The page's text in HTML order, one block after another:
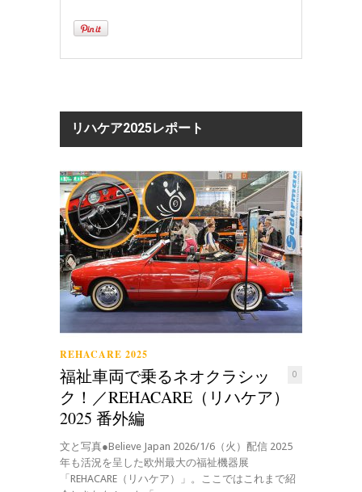
リハケア2025レポート
REHACARE 2025
0
福祉車両で乗るネオクラシッ
ク！／REHACARE（リハケア）
2025 番外編
文と写真●Believe Japan 2026/1/6（火）配信 2025
年も活況を呈した欧州最大の福祉機器展
「REHACARE（リハケア）」。ここではこれまで紹